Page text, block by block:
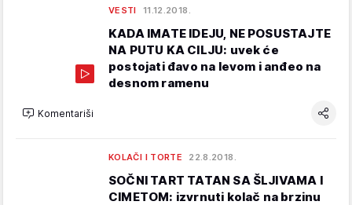
VESTI 11.12.2018.
KADA IMATE IDEJU, NE POSUSTAJTE
NA PUTU KA CILJU: uvek će
postojati đavo na levom i anđeo na
desnom ramenu
Komentariši
KOLAČI I TORTE 22.8.2018.
SOČNI TART TATAN SA ŠLJIVAMA I
CIMETOM: izvrnuti kolač na brzinu